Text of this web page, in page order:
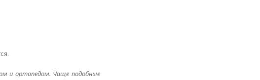
и ортопедом. Чаще подобные